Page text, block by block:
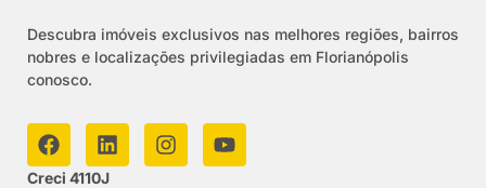
Descubra imóveis exclusivos nas melhores regiões, bairros
nobres e localizações privilegiadas em Florianópolis
conosco.
Creci 4110J